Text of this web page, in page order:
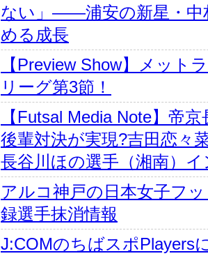
ない」――浦安の新星・中
める成長
【Preview Show】メット
リーグ第3節！
【Futsal Media Note】帝
後輩対決が実現?吉田恋々
長谷川ほの選手（湘南）
アルコ神戸の日本女子フ
録選手抹消情報
J:COMのちばスポPlayers